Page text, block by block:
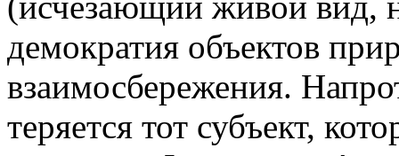
демократия объектов
взаимосбережения.
теряется тот субъект,